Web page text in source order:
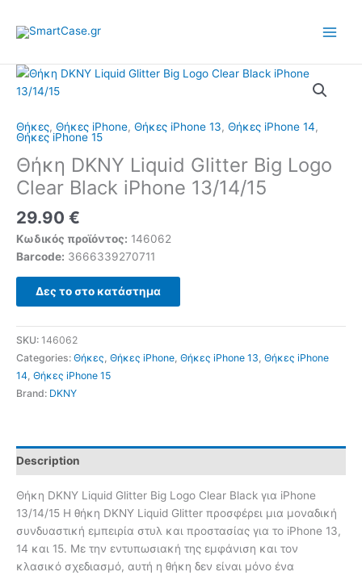
Θήκες, Θήκες iPhone, Θήκες iPhone 13, Θήκες iPhone 14,
Θήκες iPhone 15
Θήκη DKNY Liquid Glitter Big Logo
Clear Black iPhone 13/14/15
29.90 €
Κωδικός προϊόντος: 146062
Barcode: 3666339270711
Δες το στο κατάστημα
SKU: 146062
Categories: Θήκες Θήκες iPhone Θήκες iPhone 13 Θήκες iPhone
14 Θήκες iPhone 15
Brand: DKNY
Description
Θήκη DKNY Liquid Glitter Big Logo Clear Black για iPhone
13/14/15 Η θήκη DKNY Liquid Glitter προσφέρει μια μοναδική
συνδυαστική εμπειρία στυλ και προστασίας για το iPhone 13,
14 και 15. Με την εντυπωσιακή της εμφάνιση και τον
κλασικό σχεδιασμό, αυτή η θήκη δεν είναι μόνο ένα